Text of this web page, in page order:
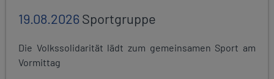
19.08.2026Sportgruppe
Die Volkssolidarität lädt zum gemeinsamen Sport am
Vormittag